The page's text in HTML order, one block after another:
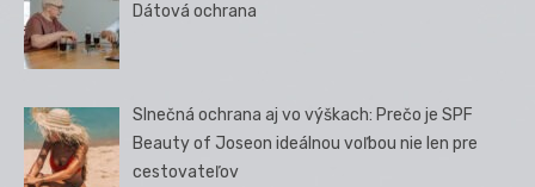
Dátová ochrana
Slnečná ochrana aj vo výškach: Prečo je SPF
Beauty of Joseon ideálnou voľbou nie len pre
cestovateľov